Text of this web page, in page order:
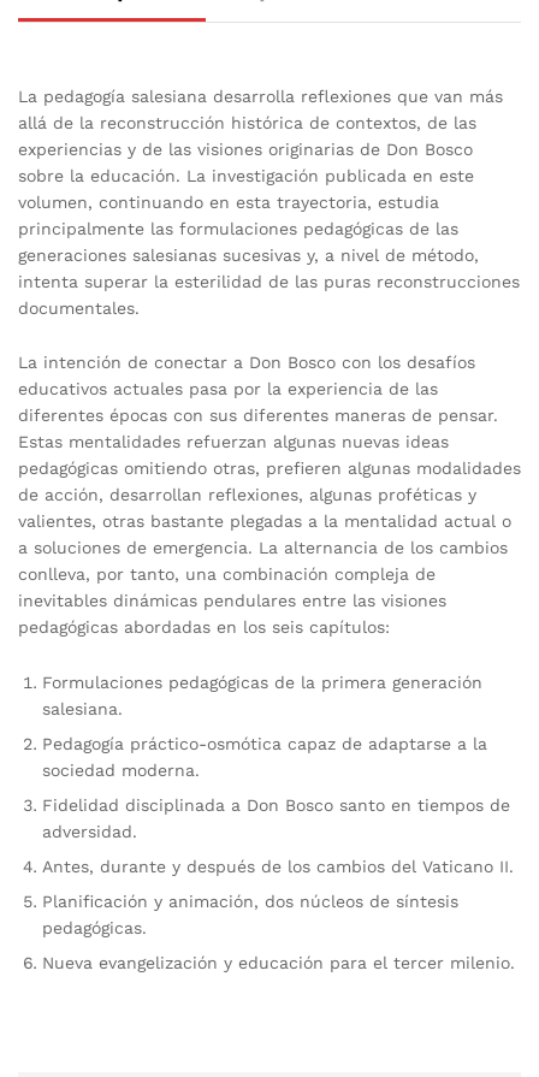
La pedagogía salesiana desarrolla reflexiones que van más
allá de la reconstrucción histórica de contextos, de las
experiencias y de las visiones originarias de Don Bosco
sobre la educación. La investigación publicada en este
volumen, continuando en esta trayectoria, estudia
principalmente las formulaciones pedagógicas de las
generaciones salesianas sucesivas y, a nivel de método,
intenta superar la esterilidad de las puras reconstrucciones
documentales.
La intención de conectar a Don Bosco con los desafíos
educativos actuales pasa por la experiencia de las
diferentes épocas con sus diferentes maneras de pensar.
Estas mentalidades refuerzan algunas nuevas ideas
pedagógicas omitiendo otras, prefieren algunas modalidades
de acción, desarrollan reflexiones, algunas proféticas y
valientes, otras bastante plegadas a la mentalidad actual o
a soluciones de emergencia. La alternancia de los cambios
conlleva, por tanto, una combinación compleja de
inevitables dinámicas pendulares entre las visiones
pedagógicas abordadas en los seis capítulos:
Formulaciones pedagógicas de la primera generación
salesiana.
Pedagogía práctico-osmótica capaz de adaptarse a la
sociedad moderna.
Fidelidad disciplinada a Don Bosco santo en tiempos de
adversidad.
Antes, durante y después de los cambios del Vaticano II.
Planificación y animación, dos núcleos de síntesis
pedagógicas.
Nueva evangelización y educación para el tercer milenio.